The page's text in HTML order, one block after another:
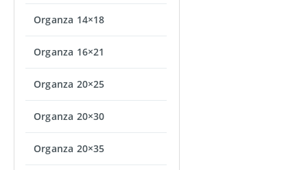
Organza 14×18
Organza 16×21
Organza 20×25
Organza 20×30
Organza 20×35